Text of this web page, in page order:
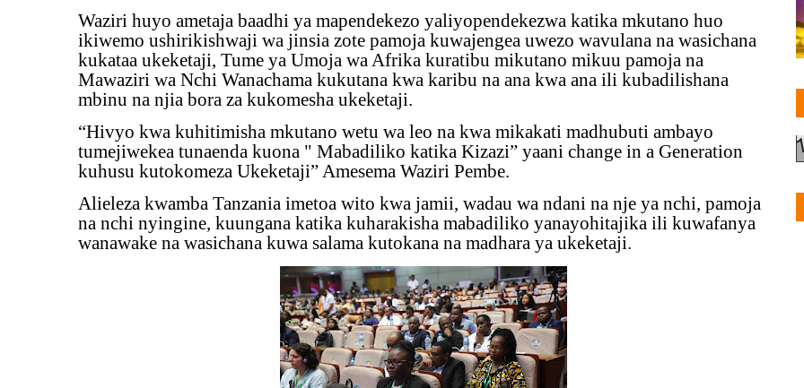
Waziri huyo ametaja baadhi ya mapendekezo yaliyopendekezwa katika mkutano huo
ikiwemo ushirikishwaji wa jinsia zote pamoja kuwajengea uwezo wavulana na wasichana
kukataa ukeketaji, Tume ya Umoja wa Afrika kuratibu mikutano mikuu pamoja na
Mawaziri wa Nchi Wanachama kukutana kwa karibu na ana kwa ana ili kubadilishana
mbinu na njia bora za kukomesha ukeketaji.
“Hivyo kwa kuhitimisha mkutano wetu wa leo na kwa mikakati madhubuti ambayo
tumejiwekea tunaenda kuona " Mabadiliko katika Kizazi” yaani change in a Generation
kuhusu kutokomeza Ukeketaji” Amesema Waziri Pembe.
Alieleza kwamba Tanzania imetoa wito kwa jamii, wadau wa ndani na nje ya nchi, pamoja
na nchi nyingine, kuungana katika kuharakisha mabadiliko yanayohitajika ili kuwafanya
wanawake na wasichana kuwa salama kutokana na madhara ya ukeketaji.